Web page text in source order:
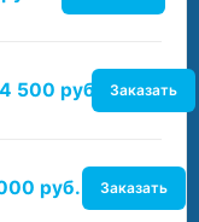
4 500 руб. Заказать
руб. Заказать